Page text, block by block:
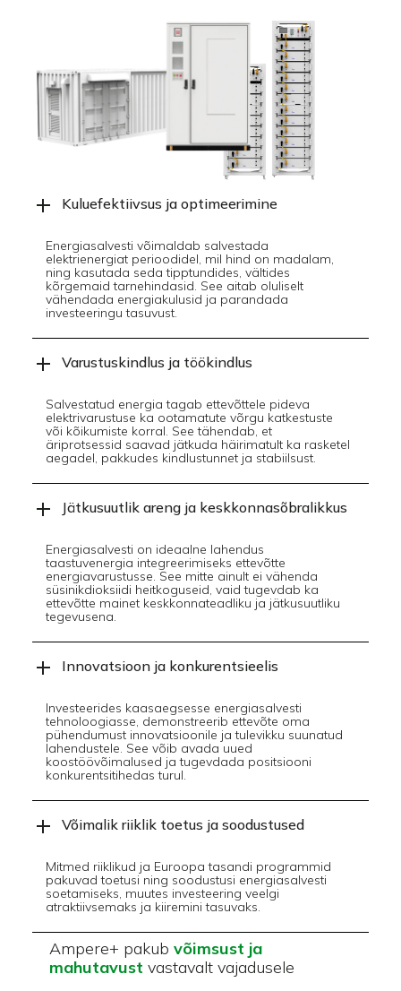
Kuluefektiivsus ja optimeerimine
Energiasalvesti võimaldab salvestada
elektrienergiat perioodidel, mil hind on madalam,
ning kasutada seda tipptundides, vältides
kõrgemaid tarnehindasid. See aitab oluliselt
vähendada energiakulusid ja parandada
investeeringu tasuvust.
Varustuskindlus ja töökindlus
Salvestatud energia tagab ettevõttele pideva
elektrivarustuse ka ootamatute võrgu katkestuste
või kõikumiste korral. See tähendab, et
äriprotsessid saavad jätkuda häirimatult ka rasketel
aegadel, pakkudes kindlustunnet ja stabiilsust.
Jätkusuutlik areng ja keskkonnasõbralikkus
Energiasalvesti on ideaalne lahendus
taastuvenergia integreerimiseks ettevõtte
energiavarustusse. See mitte ainult ei vähenda
süsinikdioksiidi heitkoguseid, vaid tugevdab ka
ettevõtte mainet keskkonnateadliku ja jätkusuutliku
tegevusena.
Innovatsioon ja konkurentsieelis
Investeerides kaasaegsesse energiasalvesti
tehnoloogiasse, demonstreerib ettevõte oma
pühendumust innovatsioonile ja tulevikku suunatud
lahendustele. See võib avada uued
koostöövõimalused ja tugevdada positsiooni
konkurentsitihedas turul.
Võimalik riiklik toetus ja soodustused
Mitmed riiklikud ja Euroopa tasandi programmid
pakuvad toetusi ning soodustusi energiasalvesti
soetamiseks, muutes investeering veelgi
atraktiivsemaks ja kiiremini tasuvaks.
Ampere+ pakub võimsust ja
mahutavust vastavalt vajadusele